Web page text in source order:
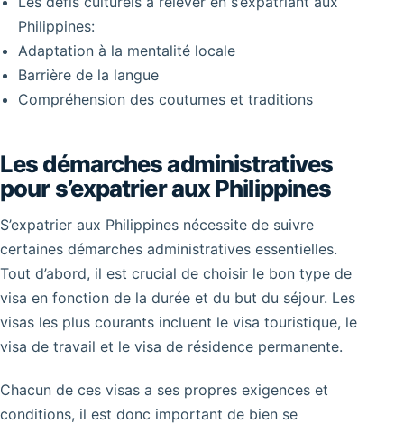
Philippines:
Adaptation à la mentalité locale
Barrière de la langue
Compréhension des coutumes et traditions
Les démarches administratives
pour s’expatrier aux Philippines
S’expatrier aux Philippines nécessite de suivre
certaines démarches administratives essentielles.
Tout d’abord, il est crucial de choisir le bon type de
visa en fonction de la durée et du but du séjour. Les
visas les plus courants incluent le visa touristique, le
visa de travail et le visa de résidence permanente.
Chacun de ces visas a ses propres exigences et
conditions, il est donc important de bien se